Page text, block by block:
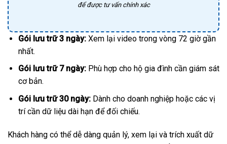
để được tư vấn chính xác
Gói lưu trữ 3 ngày:Xem lại video trong vòng 72 giờ gần
nhất.
Gói lưu trữ 7 ngày:Phù hợp cho hộ gia đình cần giám sát
cơ bản.
Gói lưu trữ 30 ngày:Dành cho doanh nghiệp hoặc các vị
trí cần dữ liệu dài hạn để đối chiếu.
Khách hàng có thể dễ dàng quản lý, xem lại và trích xuất dữ